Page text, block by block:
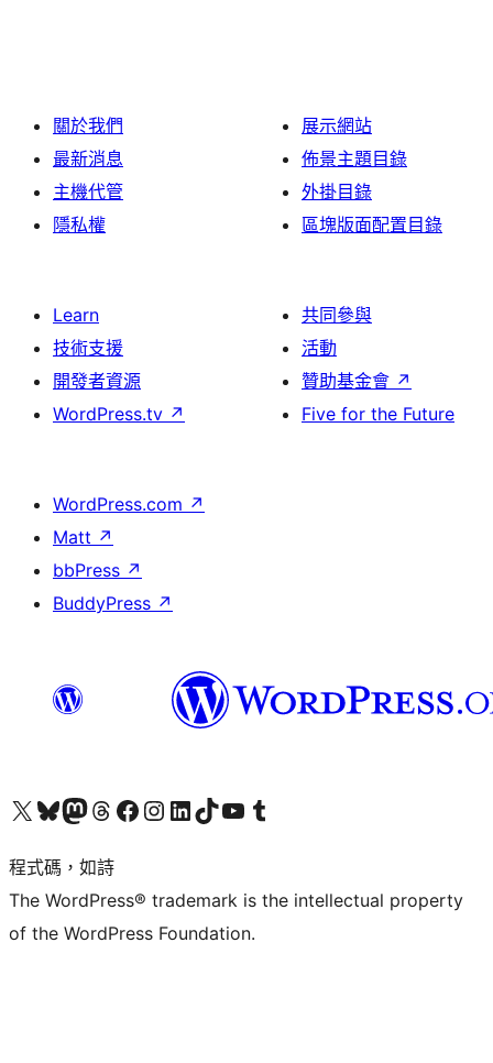
關於我們
最新消息
主機代管
隱私權
展示網站
佈景主題目錄
外掛目錄
區塊版面配置目錄
Learn
技術支援
開發者資源
WordPress.tv ↗
共同參與
活動
贊助基金會 ↗
Five for the Future
WordPress.com ↗
Matt ↗
bbPress ↗
BuddyPress ↗
查看我們的 X (之前的 Twitter) 帳號造訪我們的 Bluesky 帳號造訪我們的 Mastodon 帳號造訪我們的 Threads 帳號 造訪我們的 Facebook 粉絲專頁Visit our Instagram account
Visit our LinkedIn account
造訪我們的 TikTok 帳號Visit our YouTube channel
造訪我們的 Tumblr 帳號
程式碼，如詩
The WordPress® trademark is the intellectual property
of the WordPress Foundation.